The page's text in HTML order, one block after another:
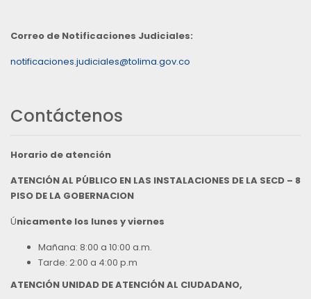
Correo de Notificaciones Judiciales:
notificaciones.judiciales@tolima.gov.co
Contáctenos
Horario de atención
ATENCIÓN AL PÚBLICO EN LAS INSTALACIONES DE LA SECD – 8
PISO DE LA GOBERNACION
Únicamente los lunes y viernes
Mañana: 8:00 a 10:00 a.m.
Tarde: 2:00 a 4:00 p.m
ATENCIÓN UNIDAD DE ATENCIÓN AL CIUDADANO,